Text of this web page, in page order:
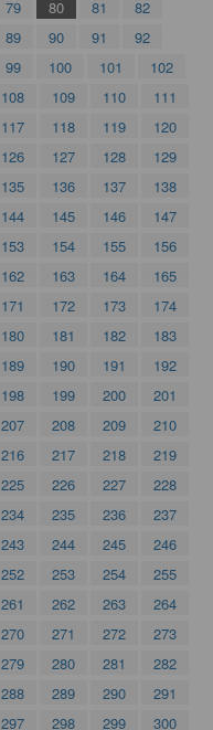
79 80 81
82
89 90 91
92
99 100 101
102
108 109 110
111
117 118 119
120
126 127 128
129
135 136 137
138
144 145 146
147
153 154 155
156
162 163 164
165
171 172 173
174
180 181 182
183
189 190 191
192
198 199 200
201
207 208 209
210
216 217 218
219
225 226 227
228
234 235 236
237
243 244 245
246
252 253 254
255
261 262 263
264
270 271 272
273
279 280 281
282
288 289 290
291
297 298 299 300